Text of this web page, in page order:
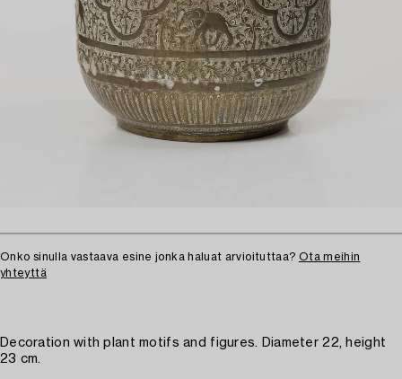
Onko sinulla vastaava esine jonka haluat arvioituttaa? Ota meihin
yhteyttä
Decoration with plant motifs and figures. Diameter 22, height
23 cm.